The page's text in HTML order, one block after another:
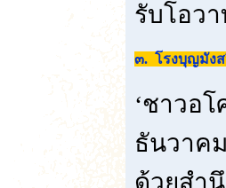
รับโอว
๓. โรงบุญมัง
‘ชาวอ
ธันวาค
ด้วยสำ